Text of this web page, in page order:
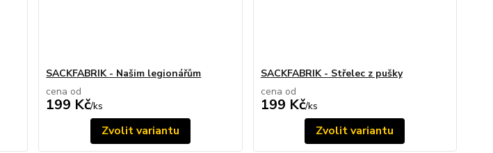
SACKFABRIK - Našim legionářům
cena od
199 Kč/ks
Zvolit variantu
SACKFABRIK - Střelec z pušky
cena od
199 Kč/ks
Zvolit variantu